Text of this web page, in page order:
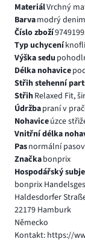
MateriálVrchný
Barvamodrý denim
Číslo zboží
Typ uchycení
Výška sedu
Délka nohavice
Střih stehenní
StřihRelaxed Fit,
Údržbapraní v
Nohaviceúzce
Vnitřní délka
Pasnormální
Značkabonprix
Hospodářský
bonprix
Haldesdorfer
22179 Hamburk
Německo
Kontakt: https://